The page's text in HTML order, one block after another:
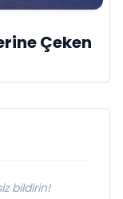
Çeken
bildirin!